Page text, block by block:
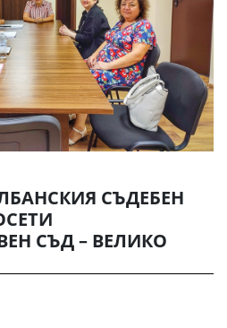
СЪДЕБЕН
СЪД – ВЕЛИКО